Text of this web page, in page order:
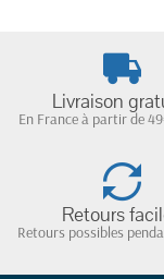
Livraison
En France à partir de
Retours
Retours possibles